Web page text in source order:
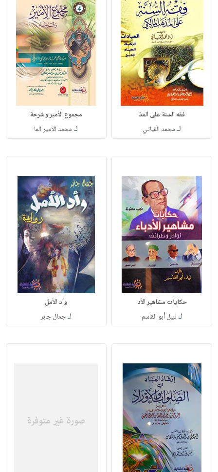
فقه السنة على المذ
لـ محمد القياتي
مجموع الأمير وشرحة
لـ محمد الامير الما
حكايات مشاهير الأد
لـ نبيل أبو القاسم
وأد الأمل
لـجمال جابر